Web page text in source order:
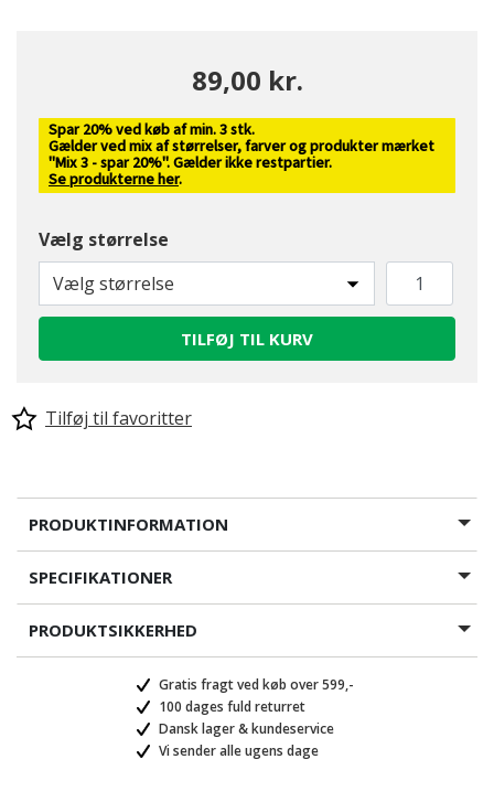
valgte
89,00 kr.
Spar 20% ved køb af min. 3 stk.
Gælder ved mix af størrelser, farver og produkter mærket
"Mix 3 - spar 20%". Gælder ikke restpartier.
Se produkterne her.
Vælg størrelse
Vælg størrelse
TILFØJ TIL KURV
Tilføj til favoritter
PRODUKTINFORMATION
SPECIFIKATIONER
PRODUKTSIKKERHED
Gratis fragt ved køb over 599,-
100 dages fuld returret
Dansk lager & kundeservice
Vi sender alle ugens dage